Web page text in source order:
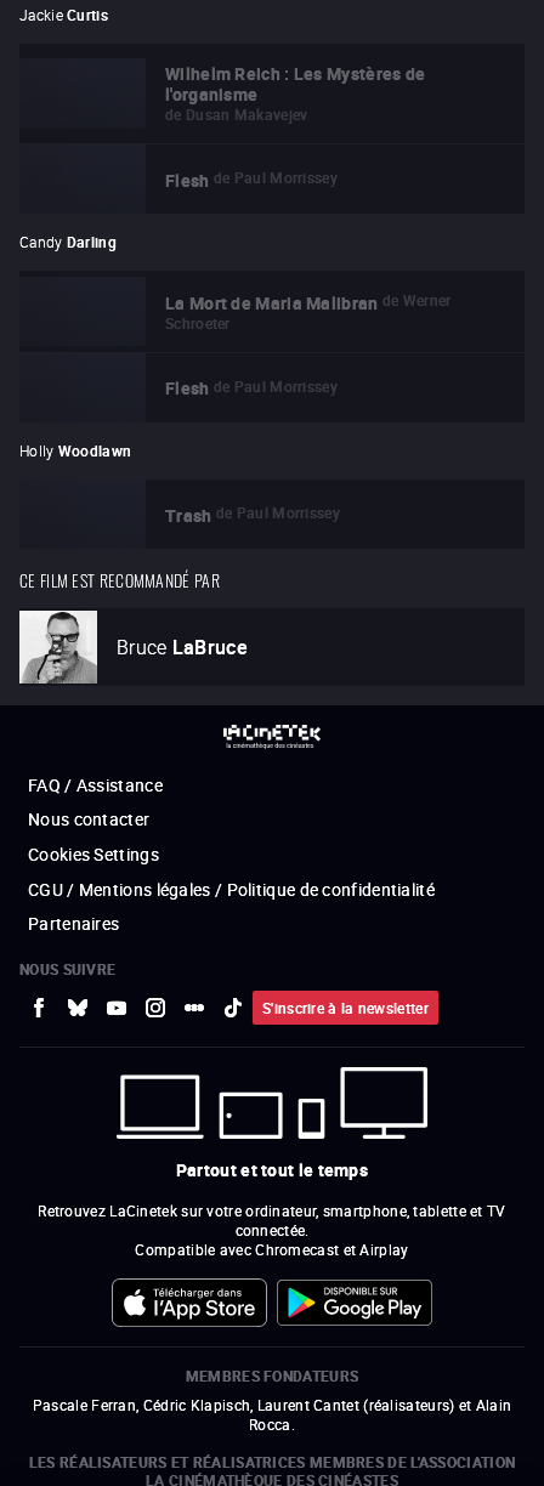
Jackie Curtis
Wilhelm Reich : Les Mystères de
l'organisme
de Dusan Makavejev
Flesh de Paul Morrissey
Candy Darling
La Mort de Maria Malibran de Werner
Schroeter
Flesh de Paul Morrissey
Holly Woodlawn
Trash de Paul Morrissey
CE FILM EST RECOMMANDÉ PAR
Bruce LaBruce
FAQ / Assistance
Nous contacter
Cookies Settings
CGU / Mentions légales / Politique de confidentialité
Partenaires
NOUS SUIVRE
S'inscrire à la newsletter
Partout et tout le temps
Retrouvez LaCinetek sur votre ordinateur, smartphone, tablette et TV
connectée.
Compatible avec Chromecast et Airplay
MEMBRES FONDATEURS
Pascale Ferran, Cédric Klapisch, Laurent Cantet (réalisateurs) et Alain
Rocca.
LES RÉALISATEURS ET RÉALISATRICES MEMBRES DE L'ASSOCIATION
LA CINÉMATHÈQUE DES CINÉASTES